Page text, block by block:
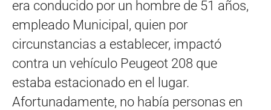
era conducido por un hombre de 51 años,
empleado Municipal, quien por
circunstancias a establecer, impactó
contra un vehículo Peugeot 208 que
estaba estacionado en el lugar.
Afortunadamente, no había personas en